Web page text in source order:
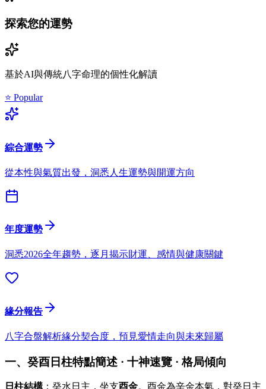
探索您的運勢
基於AI與傳統八字命理的個性化解讀
⭐ Popular
綜合運勢
從本性與氣質出發，洞悉人生運勢與開運方向
年度運勢
洞悉2026全年趨勢，逐月揭示財運、感情與健康關鍵
緣分報告
八字合盤解析緣分契合度，預見愛情走向與未來歸屬
一、癸酉日柱特點簡述 · 十神速覽 · 格局傾向
日柱結構：癸水日主，坐支酉金。酉金為辛金本氣，對癸日主